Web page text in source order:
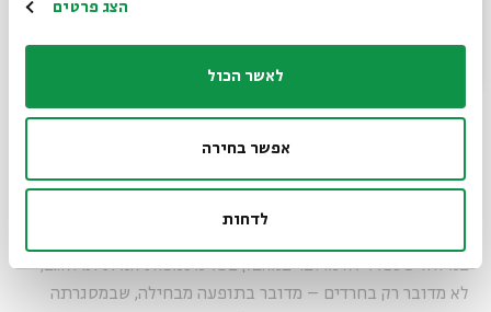
הצג פרטים
לאשר הכול
אפשר בחירה
לדחות
כשמגרדים מעט את שכבת המלל הרב שנשפך באירועים מהסוג
הזה, מתבררת תמונה מורכבת, שהקשר בינה לבין מאבק הלכתי
נקי לא ברור. ייתכן אפילו שמטרת ההפגנות שונה, וקשורה
אלא שכאן צריכה להיגמר הסובלנות והסבלנות שלנו כחברה. לא
במיוחד כשכלל לא מדובר במאבק בעל משמעות אמיתית. ואגב,
לא מדובר רק בחרדים – מדובר בתופעה מבחילה, שבמסגרתה